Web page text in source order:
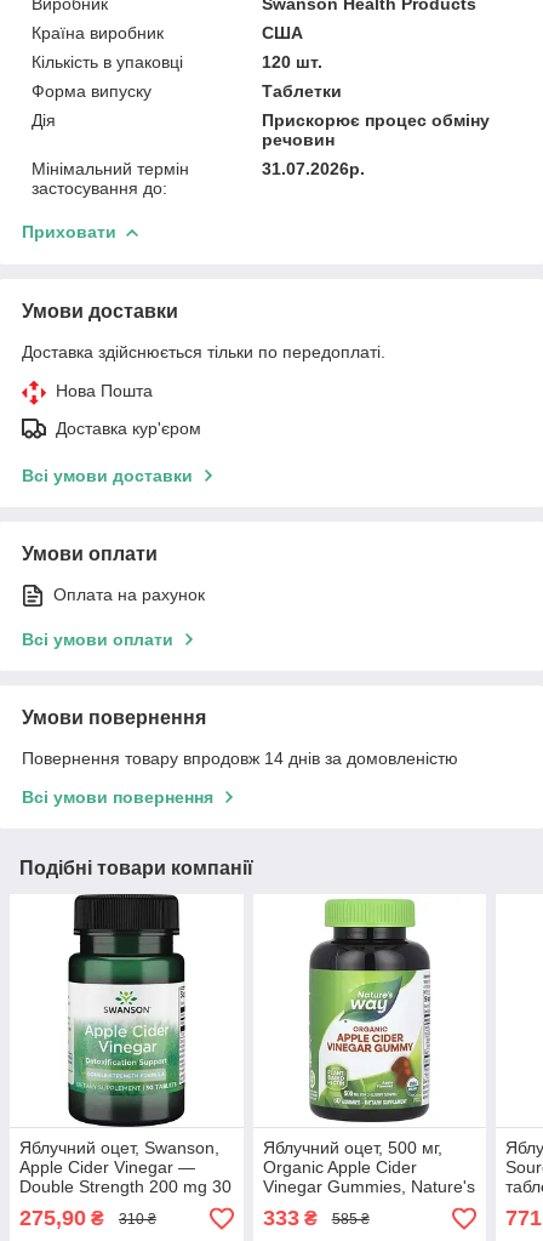
Країна виробник
США
Кількість в упаковці
120 шт.
Форма випуску
Таблетки
Дія
Прискорює процес обміну
речовин
Мінімальний термін
застосування до:
31.07.2026р.
Приховати
Умови доставки
Доставка здійснюється тільки по передоплаті.
Нова Пошта
Доставка кур'єром
Всі умови доставки
Умови оплати
Оплата на рахунок
Всі умови оплати
Умови повернення
Повернення товару впродовж 14 днів за домовленістю
Всі умови повернення
Подібні товари компанії
Яблучний оцет, Swanson,
Apple Cider Vinegar —
Double Strength 200 mg 30
Tabs
275,90 ₴ 310 ₴
Яблучний оцет, 500 мг,
Organic Apple Cider
Vinegar Gummies, Nature's
Way, 60 жувальних
цукерок
333₴ 585 ₴